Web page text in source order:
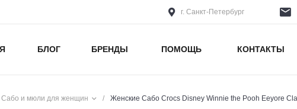
г. Санкт-Петербург
БЛОГ БРЕНДЫ ПОМОЩЬ КОНТАКТЫ
Сабо и мюли для женщин / Женские Сабо Crocs Disney Winnie the Pooh Eeyore